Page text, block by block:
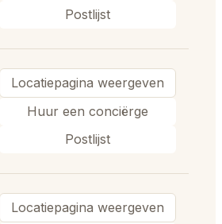
Postlijst
Locatiepagina weergeven
Huur een conciërge
Postlijst
Locatiepagina weergeven